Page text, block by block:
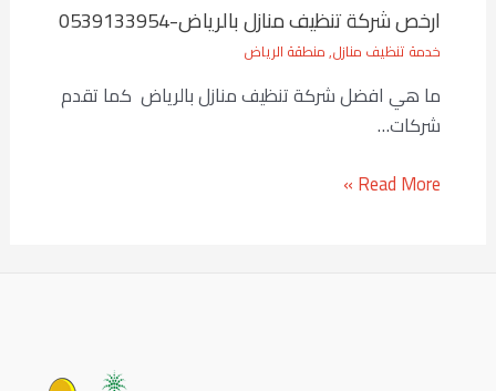
ارخص شركة تنظيف منازل بالرياض-0539133954
خدمة تنظيف منازل,منطقة الرياض
ما هي افضل شركة تنظيف منازل بالرياض كما تقدم
شركات…
Read More »